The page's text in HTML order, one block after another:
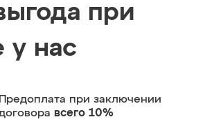
при
у нас
Предоплата при заключении
всего 10%